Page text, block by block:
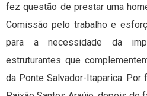
fez questão de prestar uma
Comissão pelo trabalho e
para a necessidade da
estruturantes que
da Ponte Salvador-Itaparica. Por